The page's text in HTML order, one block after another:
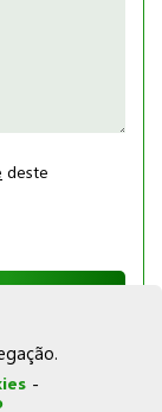
deste
de Cookies
-